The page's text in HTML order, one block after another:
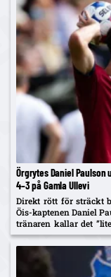
Örgrytes Daniel Paulson
4–3 på Gamla Ullevi
Direkt rött för sträckt
Öis-kaptenen Daniel
tränaren kallar det
det var träff.